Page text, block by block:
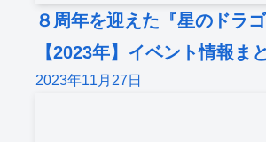
８周年を迎えた『星のドラ
【2023年】イベント情報ま
2023年11月27日